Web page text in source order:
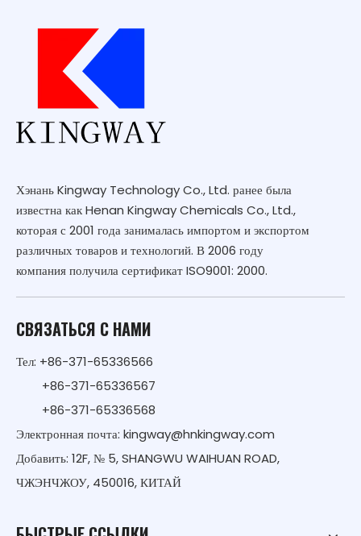
Хэнань Kingway Technology Co., Ltd. ранее была
известна как Henan Kingway Chemicals Co., Ltd.,
которая с 2001 года занималась импортом и экспортом
различных товаров и технологий. В 2006 году
компания получила сертификат ISO9001: 2000.
СВЯЗАТЬСЯ С НАМИ
Тел: +86-371-65336566
+86-371-65336567
+86-371-65336568
Электронная почта: kingway@hnkingway.com
Добавить: 12F, № 5, SHANGWU WAIHUAN ROAD,
ЧЖЭНЧЖОУ, 450016, КИТАЙ